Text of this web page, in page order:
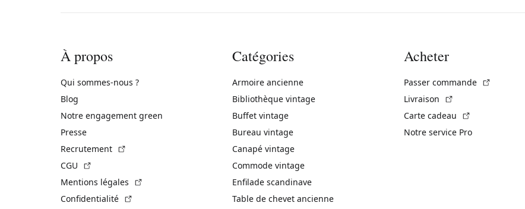
À propos
Qui sommes-nous ?
Blog
Notre engagement green
Presse
Recrutement
CGU
Mentions légales
Confidentialité
Catégories
Armoire ancienne
Bibliothèque vintage
Buffet vintage
Bureau vintage
Canapé vintage
Commode vintage
Enfilade scandinave
Table de chevet ancienne
Acheter
Passer commande
Livraison
Carte cadeau
Notre service Pro